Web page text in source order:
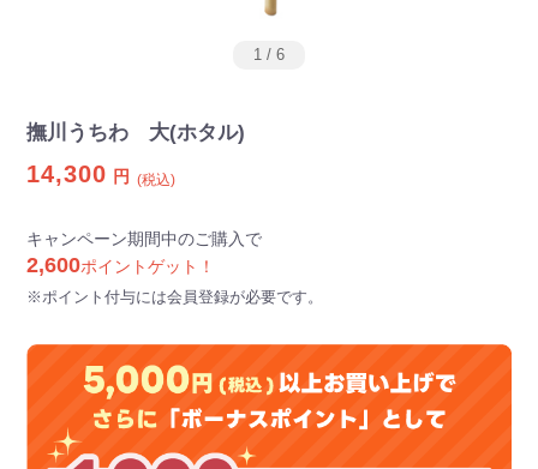
1 / 6
撫川うちわ 大(ホタル)
14,300 円 (税込)
キャンペーン期間中のご購入で
2,600ポイントゲット！
※ポイント付与には会員登録が必要です。